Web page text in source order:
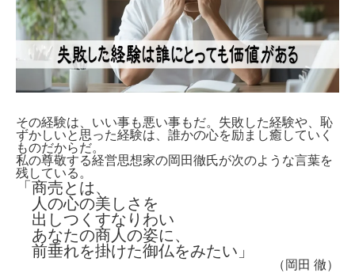
その経験は、いい事も悪い事もだ。失敗した経験や、恥
ずかしいと思った経験は、誰かの心を励まし癒していく
ものだからだ。
私の尊敬する経営思想家の岡田徹氏が次のような言葉を
残している。
「商売とは、
人の心の美しさを
出しつくすなりわい
あなたの商人の姿に、
前垂れを掛けた御仏をみたい」
（岡田 徹）